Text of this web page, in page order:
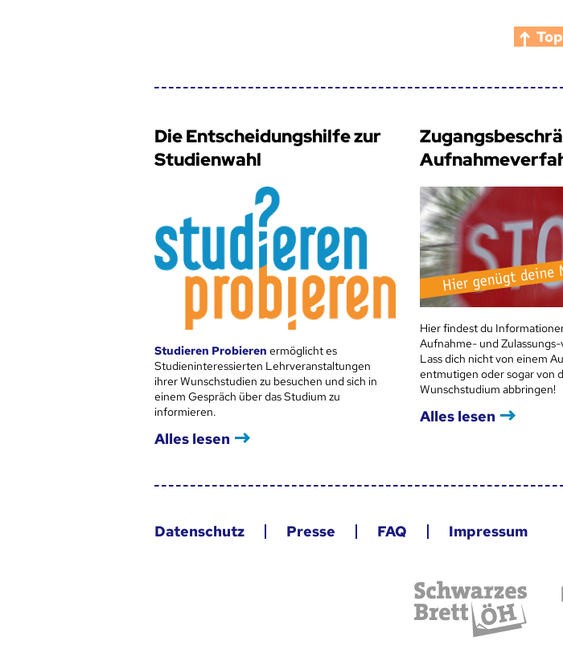
Top
Die Entscheidungshilfe zur
Studienwahl
Studieren Probieren ermöglicht es
Studieninteressierten Lehrveranstaltungen
ihrer Wunschstudien zu besuchen und sich in
einem Gespräch über das Studium zu
informieren.
Alles lesen
Hier findest du
Aufnahme- und
Lass dich nicht von einem
entmutigen oder sogar von
Wunschstudium abbringen!
Alles lesen
Datenschutz Presse FAQ Impressum